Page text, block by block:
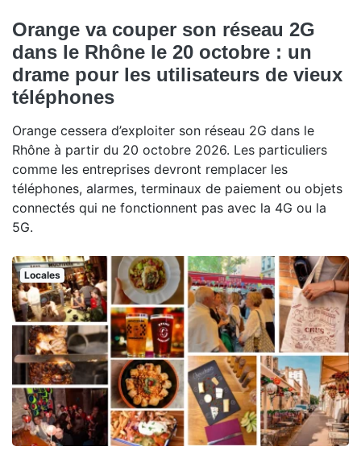
Orange va couper son réseau 2G
dans le Rhône le 20 octobre : un
drame pour les utilisateurs de vieux
téléphones
Orange cessera d’exploiter son réseau 2G dans le
Rhône à partir du 20 octobre 2026. Les particuliers
comme les entreprises devront remplacer les
téléphones, alarmes, terminaux de paiement ou objets
connectés qui ne fonctionnent pas avec la 4G ou la
5G.
Locales